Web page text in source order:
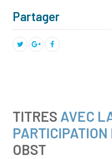
Partager
TITRES AVEC
PARTICIPATION
OBST